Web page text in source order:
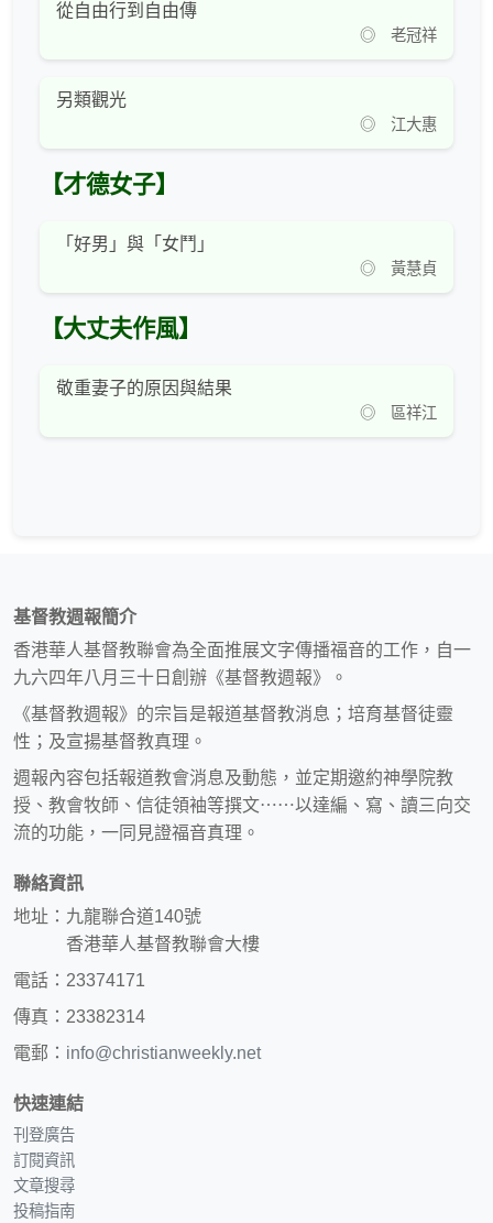
從自由行到自由傳
◎ 老冠祥
另類觀光
◎ 江大惠
【才德女子】
「好男」與「女鬥」
◎ 黃慧貞
【大丈夫作風】
敬重妻子的原因與結果
◎ 區祥江
基督教週報簡介
香港華人基督教聯會為全面推展文字傳播福音的工作，自一
九六四年八月三十日創辦《基督教週報》。
《基督教週報》的宗旨是報道基督教消息；培育基督徒靈
性；及宣揚基督教真理。
週報內容包括報道教會消息及動態，並定期邀約神學院教
授、教會牧師、信徒領袖等撰文⋯⋯以達編、寫、讀三向交
流的功能，一同見證福音真理。
聯絡資訊
地址：九龍聯合道140號
香港華人基督教聯會大樓
電話：23374171
傳真：23382314
電郵： info@christianweekly.net
快速連結
刊登廣告
訂閱資訊
文章搜尋
投稿指南